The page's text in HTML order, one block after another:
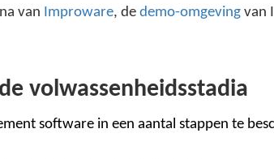
van Improware, de demo-omgeving van
volwassenheidsstadia
software in een aantal stappen te